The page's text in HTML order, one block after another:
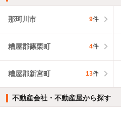
那珂川市 9件
糟屋郡篠栗町 4件
糟屋郡新宮町 13件
不動産会社・不動産屋から探す